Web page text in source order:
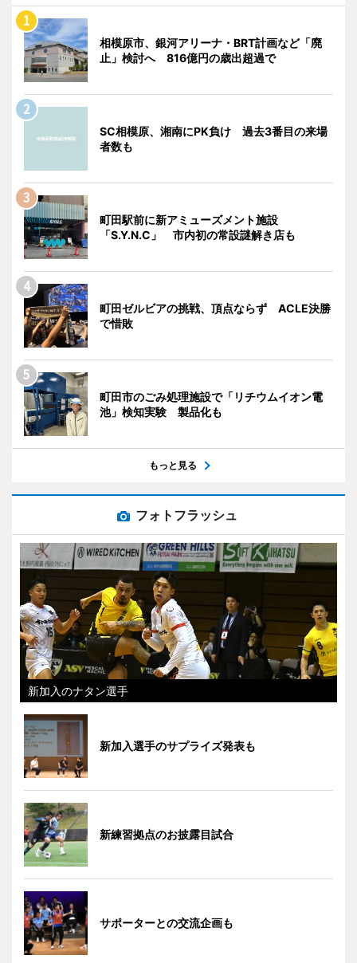
相模原市、銀河アリーナ・BRT計画など「廃
止」検討へ 816億円の歳出超過で
SC相模原、湘南にPK負け 過去3番目の来場
者数も
町田駅前に新アミューズメント施設
「S.Y.N.C」 市内初の常設謎解き店も
町田ゼルビアの挑戦、頂点ならず ACLE決勝
で惜敗
町田市のごみ処理施設で「リチウムイオン電
池」検知実験 製品化も
もっと見る
フォトフラッシュ
新加入のナタン選手
新加入選手のサプライズ発表も
新練習拠点のお披露目試合
サポーターとの交流企画も